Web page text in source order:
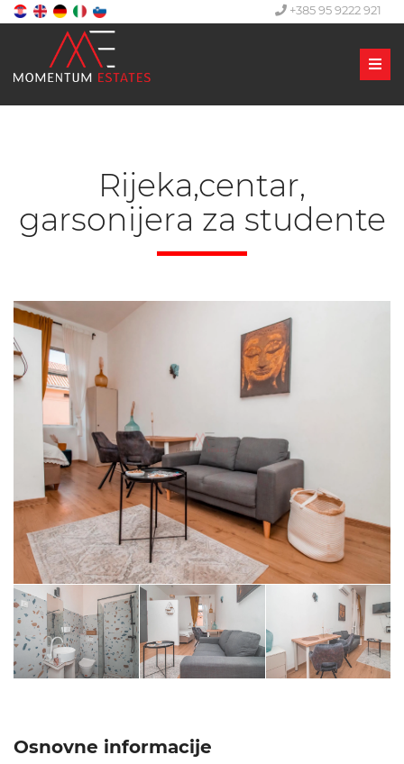
+385 95 9222 921
Rijeka,centar,
garsonijera za studente
Osnovne informacije